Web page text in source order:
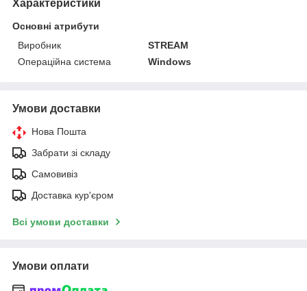
Характеристики
Основні атрибути
Виробник
STREAM
Операційна система
Windows
Умови доставки
Нова Пошта
Забрати зі складу
Самовивіз
Доставка кур'єром
Всі умови доставки
Умови оплати